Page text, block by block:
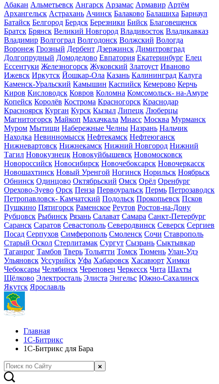
Абакан Альметьевск Ангарск Арзамас Армавир Артём
Архангельск Астрахань Ачинск Балаково Балашиха Барнаул
Батайск Белгород Бердск Березники Бийск Благовещенск
Братск Брянск Великий Новгород Владивосток Владикавказ
Владимир Волгоград Волгодонск Волжский Вологда
Воронеж Грозный Дербент Дзержинск Димитровград
Долгопрудный Домодедово Евпатория Екатеринбург Елец
Ессентуки Железногорск Жуковский Златоуст Иваново
Ижевск Иркутск Йошкар-Ола Казань Калининград Калуга
Каменск-Уральский Камышин Каспийск Кемерово Керчь
Киров Кисловодск Ковров Коломна Комсомольск- на-Амуре
Копейск Королёв Кострома Красногорск Краснодар
Красноярск Курган Курск Кызыл Липецк Люберцы
Магнитогорск Майкоп Махачкала Миасс Москва Мурманск
Муром Мытищи Набережные Челны Назрань Нальчик
Находка Невинномысск Нефтекамск Нефтеюганск
Нижневартовск Нижнекамск Нижний Новгород Нижний
Тагил Новокузнецк Новокуйбышевск Новомосковск
Новороссийск Новосибирск Новочебоксарск Новочеркасск
Новошахтинск Новый Уренгой Ногинск Норильск Ноябрьск
Обнинск Одинцово Октябрьский Омск Орёл Оренбург
Орехово-Зуево Орск Пенза Первоуральск Пермь Петрозаводск
Петропавловск- Камчатский Подольск Прокопьевск Псков
Пушкино Пятигорск Раменское Реутов Ростов-на-Дону
Рубцовск Рыбинск Рязань Салават Самара Санкт-Петербург
Саранск Саратов Севастополь Северодвинск Северск Сергиев
Посад Серпухов Симферополь Смоленск Сочи Ставрополь
Старый Оскол Стерлитамак Сургут Сызрань Сыктывкар
Таганрог Тамбов Тверь Тольятти Томск Тюмень Улан-Удэ
Ульяновск Уссурийск Уфа Хабаровск Хасавюрт Химки
Чебоксары Челябинск Череповец Черкесск Чита Шахты
Щёлково Электросталь Элиста Энгельс Южно-Сахалинск
Якутск Ярославль
Главная
1С-Битрикс
1С-Битрикс для Бара